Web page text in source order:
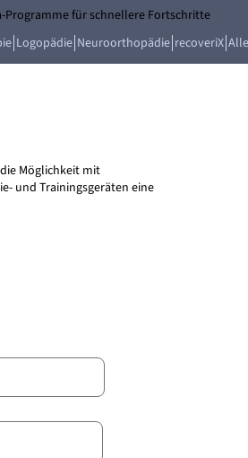
Programme für schnellere Fortschritte
Logopädie Neuroorthopädie recoveriX
Möglichkeit mit
und Trainingsgeräten eine